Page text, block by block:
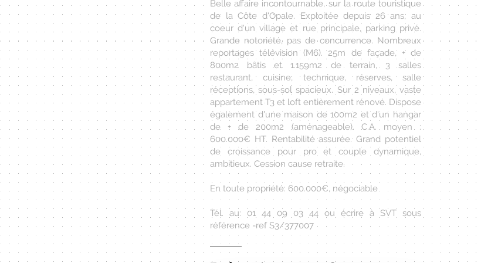
Belle affaire incontournable, sur la route touristique
de la Côte d'Opale. Exploitée depuis 26 ans, au
coeur d'un village et rue principale, parking privé.
Grande notoriété, pas de concurrence. Nombreux
reportages télévision (M6). 25m de façade, + de
800m2 bâtis et 1.159m2 de terrain, 3 salles
restaurant, cuisine, technique, réserves, salle
réceptions, sous-sol spacieux. Sur 2 niveaux, vaste
appartement T3 et loft entièrement rénové. Dispose
également d'une maison de 100m2 et d'un hangar
de + de 200m2 (aménageable). C.A. moyen :
600.000€ HT. Rentabilité assurée. Grand potentiel
de croissance pour pro et couple dynamique,
ambitieux. Cession cause retraite.
En toute propriété: 600.000€, négociable
Tél. au: 01 44 09 03 44 ou écrire à SVT sous
référence -ref S3/377007